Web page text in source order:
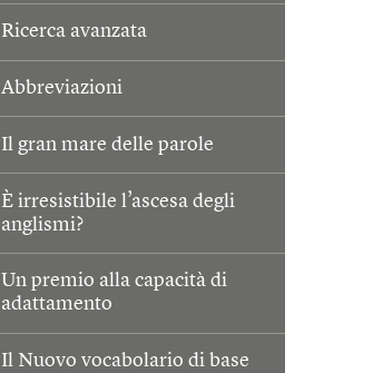
Ricerca avanzata
Abbreviazioni
Il gran mare delle parole
È irresistibile l’ascesa degli
anglismi?
Un premio alla capacità di
adattamento
Il Nuovo vocabolario di base